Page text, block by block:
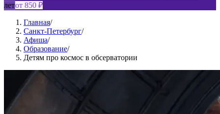
летот 850 ₽
Главная/
Санкт-Петербург/
Афиша/
Образование/
Детям про космос в обсерватории